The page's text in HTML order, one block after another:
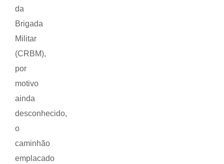
da
Brigada
Militar
(CRBM),
por
motivo
ainda
desconhecido,
o
caminhão
emplacado